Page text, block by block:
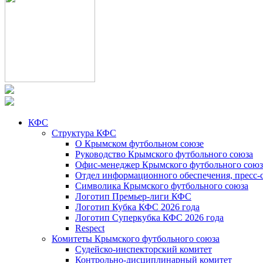
КФС
Структура КФС
О Крымском футбольном союзе
Руководство Крымского футбольного союза
Офис-менеджер Крымского футбольного
Отдел информационного обеспечения, пресс-
Символика Крымского футбольного союза
Логотип Премьер-лиги КФС
Логотип Кубка КФС 2026 года
Логотип Суперкубка КФС 2026 года
Respect
Комитеты Крымского футбольного союза
Судейско-инспекторский комитет
Контрольно-дисциплинарный комитет